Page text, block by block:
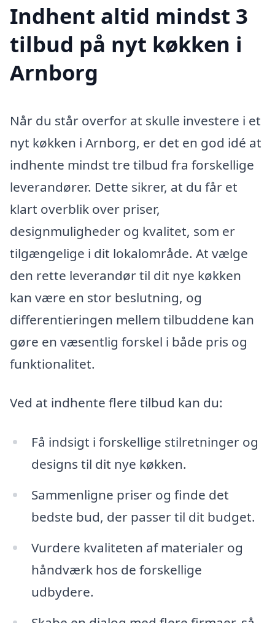
Indhent altid mindst 3
tilbud på nyt køkken i
Arnborg
Når du står overfor at skulle investere i et
nyt køkken i Arnborg, er det en god idé at
indhente mindst tre tilbud fra forskellige
leverandører. Dette sikrer, at du får et
klart overblik over priser,
designmuligheder og kvalitet, som er
tilgængelige i dit lokalområde. At vælge
den rette leverandør til dit nye køkken
kan være en stor beslutning, og
differentieringen mellem tilbuddene kan
gøre en væsentlig forskel i både pris og
funktionalitet.
Ved at indhente flere tilbud kan du:
Få indsigt i forskellige stilretninger og
designs til dit nye køkken.
Sammenligne priser og finde det
bedste bud, der passer til dit budget.
Vurdere kvaliteten af materialer og
håndværk hos de forskellige
udbydere.